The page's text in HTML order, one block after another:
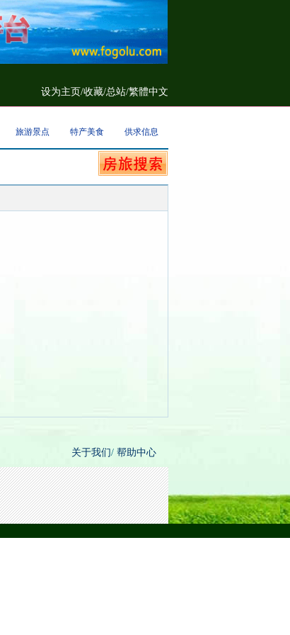
设为主页/收藏/总站/繁體中文
旅游景点 特产美食 供求信息
关于我们/帮助中心